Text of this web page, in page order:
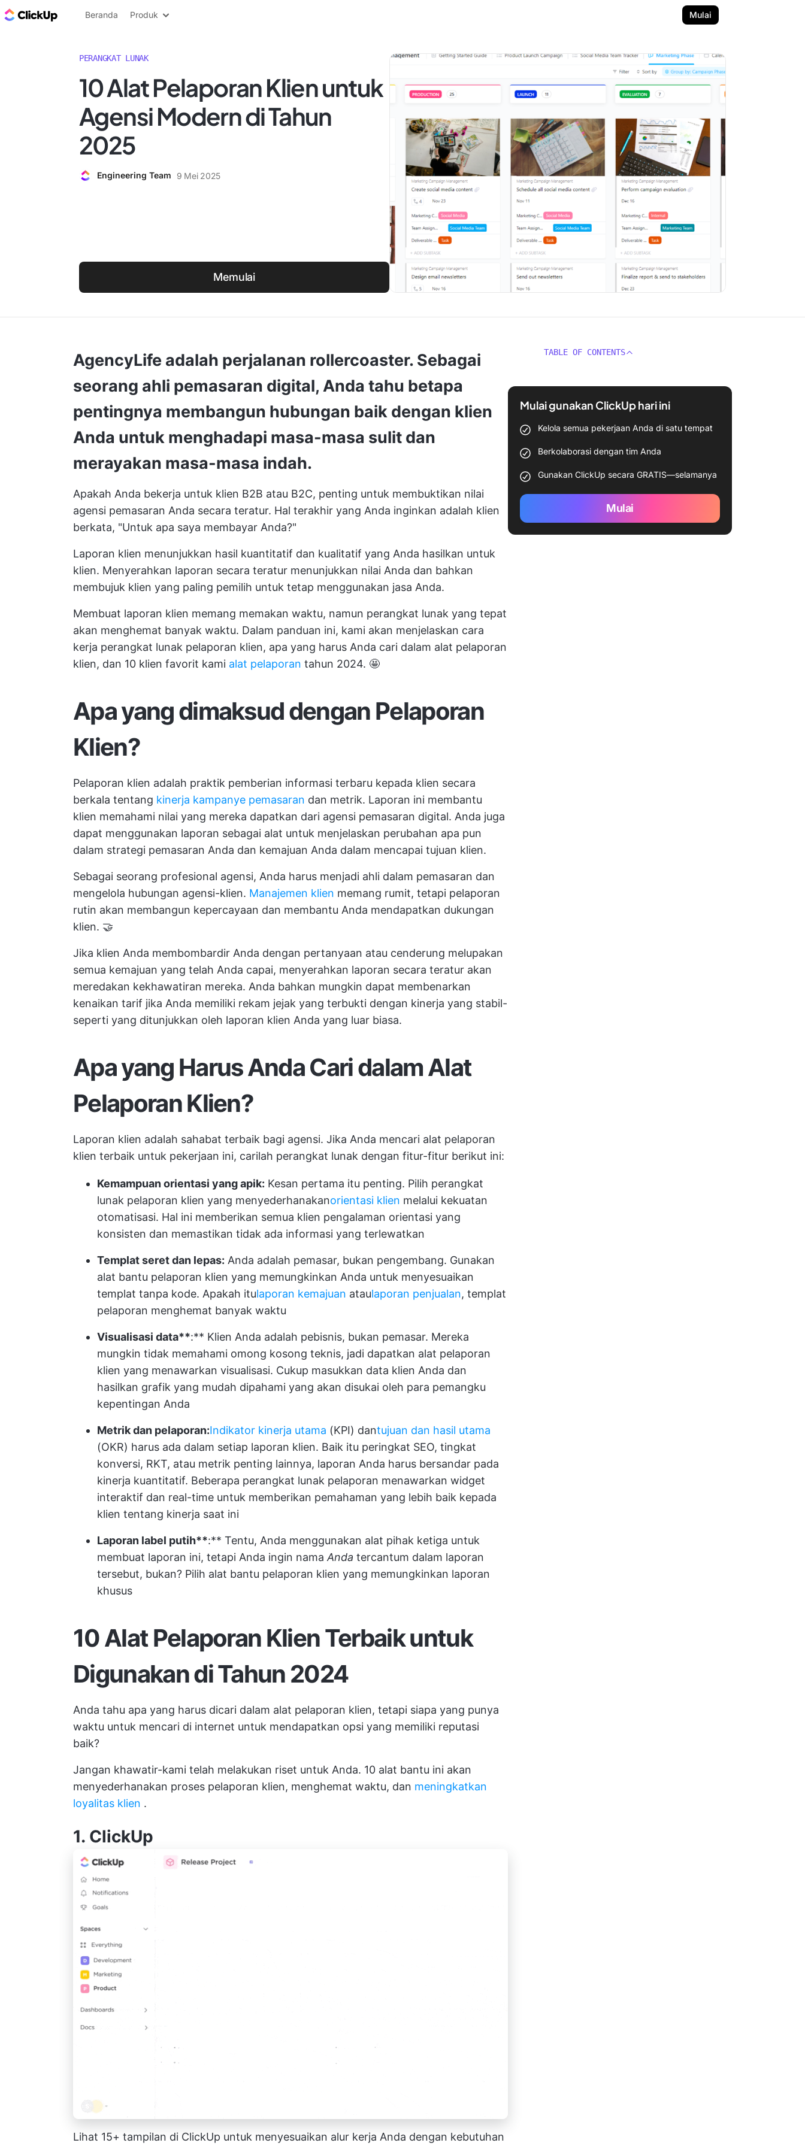
Blog ClickUp
Beranda Produk Mulai
PERANGKAT LUNAK
10 Alat Pelaporan Klien untuk
Agensi Modern di Tahun
2025
Engineering Team 9 Mei 2025
Memulai
AgencyLife adalah perjalanan rollercoaster. Sebagai
seorang ahli pemasaran digital, Anda tahu betapa
pentingnya membangun hubungan baik dengan klien
Anda untuk menghadapi masa-masa sulit dan
merayakan masa-masa indah.
Apakah Anda bekerja untuk klien B2B atau B2C, penting untuk membuktikan nilai
agensi pemasaran Anda secara teratur. Hal terakhir yang Anda inginkan adalah klien
berkata, "Untuk apa saya membayar Anda?"
Laporan klien menunjukkan hasil kuantitatif dan kualitatif yang Anda hasilkan untuk
klien. Menyerahkan laporan secara teratur menunjukkan nilai Anda dan bahkan
membujuk klien yang paling pemilih untuk tetap menggunakan jasa Anda.
Membuat laporan klien memang memakan waktu, namun perangkat lunak yang tepat
akan menghemat banyak waktu. Dalam panduan ini, kami akan menjelaskan cara
kerja perangkat lunak pelaporan klien, apa yang harus Anda cari dalam alat pelaporan
klien, dan 10 klien favorit kami alat pelaporan tahun 2024. 🤩
Apa yang dimaksud dengan Pelaporan
Klien?
Pelaporan klien adalah praktik pemberian informasi terbaru kepada klien secara
berkala tentang kinerja kampanye pemasaran dan metrik. Laporan ini membantu
klien memahami nilai yang mereka dapatkan dari agensi pemasaran digital. Anda juga
dapat menggunakan laporan sebagai alat untuk menjelaskan perubahan apa pun
dalam strategi pemasaran Anda dan kemajuan Anda dalam mencapai tujuan klien.
Sebagai seorang profesional agensi, Anda harus menjadi ahli dalam pemasaran dan
mengelola hubungan agensi-klien. Manajemen klien memang rumit, tetapi pelaporan
rutin akan membangun kepercayaan dan membantu Anda mendapatkan dukungan
klien. 🤝
Jika klien Anda membombardir Anda dengan pertanyaan atau cenderung melupakan
semua kemajuan yang telah Anda capai, menyerahkan laporan secara teratur akan
meredakan kekhawatiran mereka. Anda bahkan mungkin dapat membenarkan
kenaikan tarif jika Anda memiliki rekam jejak yang terbukti dengan kinerja yang stabil-
seperti yang ditunjukkan oleh laporan klien Anda yang luar biasa.
Apa yang Harus Anda Cari dalam Alat
Pelaporan Klien?
Laporan klien adalah sahabat terbaik bagi agensi. Jika Anda mencari alat pelaporan
klien terbaik untuk pekerjaan ini, carilah perangkat lunak dengan fitur-fitur berikut ini:
Kemampuan orientasi yang apik: Kesan pertama itu penting. Pilih perangkat
lunak pelaporan klien yang menyederhanakanorientasi klien melalui kekuatan
otomatisasi. Hal ini memberikan semua klien pengalaman orientasi yang
konsisten dan memastikan tidak ada informasi yang terlewatkan
Templat seret dan lepas: Anda adalah pemasar, bukan pengembang. Gunakan
alat bantu pelaporan klien yang memungkinkan Anda untuk menyesuaikan
templat tanpa kode. Apakah itulaporan kemajuan ataulaporan penjualan, templat
pelaporan menghemat banyak waktu
Visualisasi data**:** Klien Anda adalah pebisnis, bukan pemasar. Mereka
mungkin tidak memahami omong kosong teknis, jadi dapatkan alat pelaporan
klien yang menawarkan visualisasi. Cukup masukkan data klien Anda dan
hasilkan grafik yang mudah dipahami yang akan disukai oleh para pemangku
kepentingan Anda
Metrik dan pelaporan:Indikator kinerja utama (KPI) dantujuan dan hasil utama
(OKR) harus ada dalam setiap laporan klien. Baik itu peringkat SEO, tingkat
konversi, RKT, atau metrik penting lainnya, laporan Anda harus bersandar pada
kinerja kuantitatif. Beberapa perangkat lunak pelaporan menawarkan widget
interaktif dan real-time untuk memberikan pemahaman yang lebih baik kepada
klien tentang kinerja saat ini
Laporan label putih**:** Tentu, Anda menggunakan alat pihak ketiga untuk
membuat laporan ini, tetapi Anda ingin nama Anda tercantum dalam laporan
tersebut, bukan? Pilih alat bantu pelaporan klien yang memungkinkan laporan
khusus
10 Alat Pelaporan Klien Terbaik untuk
Digunakan di Tahun 2024
Anda tahu apa yang harus dicari dalam alat pelaporan klien, tetapi siapa yang punya
waktu untuk mencari di internet untuk mendapatkan opsi yang memiliki reputasi
baik?
Jangan khawatir-kami telah melakukan riset untuk Anda. 10 alat bantu ini akan
menyederhanakan proses pelaporan klien, menghemat waktu, dan meningkatkan
loyalitas klien .
1. ClickUp
Lihat 15+ tampilan di ClickUp untuk menyesuaikan alur kerja Anda dengan kebutuhan
TABLE OF CONTENTS
Mulai gunakan ClickUp hari ini
Kelola semua pekerjaan Anda di satu tempat
Berkolaborasi dengan tim Anda
Gunakan ClickUp secara GRATIS—selamanya
Mulai